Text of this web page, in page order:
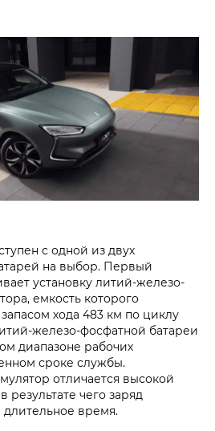
с одной из двух
на выбор. Первый
установку литий-железо-
емкость которого
хода 483 км по циклу
железо-фосфатной батареи
диапазоне рабочих
сроке службы.
отличается высокой
результате чего заряд
длительное время.